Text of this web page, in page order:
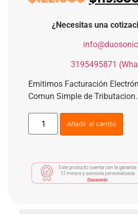
¿Necesitas una
3195495871
Emitimos Facturación
Comun Simple de Tributacion.
Añadir al carrito